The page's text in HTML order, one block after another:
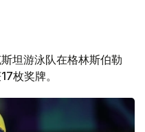
坦游泳队在格林斯伯勒
枚奖牌。